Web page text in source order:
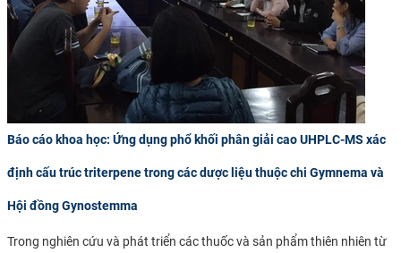
Báo cáo khoa học: Ứng dụng phổ khối phân giải cao UHPLC-MS xác
định cấu trúc triterpene trong các dược liệu thuộc chi Gymnema và
Hội đồng Gynostemma
Trong nghiên cứu và phát triển các thuốc và sản phẩm thiên nhiên từ